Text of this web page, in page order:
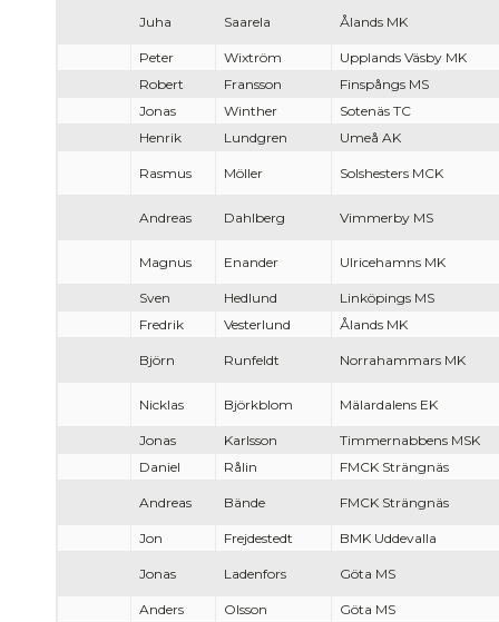
Juha Saarela Ålands MK
Peter Wixtröm
Upplands Väsby MK
Robert
Fransson
Finspångs MS
Jonas
Winther
Sotenäs TC
Henrik
Lundgren Umeå AK
Rasmus Möller Solshesters MCK
Andreas Dahlberg Vimmerby MS
Magnus Enander Ulricehamns MK
Sven Hedlund
Linköpings MS
Fredrik
Vesterlund Ålands MK
Björn Runfeldt Norrahammars MK
Nicklas Björkblom Mälardalens EK
Jonas Karlsson
Timmernabbens MSK
Daniel
Rålin FMCK Strängnäs
Andreas Bände FMCK Strängnäs
Jon Frejdestedt BMK Uddevalla
Jonas Ladenfors Göta MS
Anders Olsson
Göta MS